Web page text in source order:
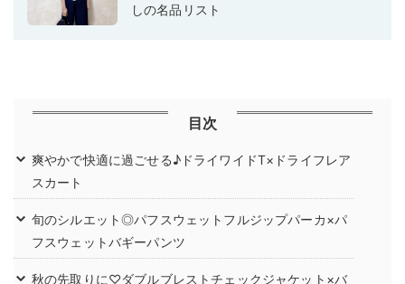
しの名品リスト
目次
爽やかで快適に過ごせる♪ドライワイドT×ドライフレア
スカート
旬のシルエット◎パフスウェットフルジップパーカ×パ
フスウェットバギーパンツ
秋の先取りに♡ダブルブレストチェックジャケット×バ